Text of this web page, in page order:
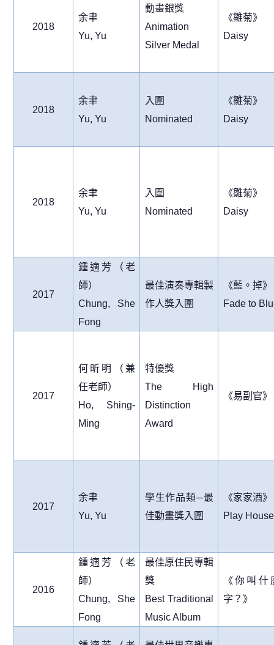
2018
余聿
Yu, Yu
動畫銀獎
Animation
Silver Medal
《雛菊》
Daisy
2018
余聿
Yu, Yu
入圍
Nominated
《雛菊》
Daisy
2018
余聿
Yu, Yu
入圍
Nominated
《雛菊》
Daisy
2017
鍾適芳（老
師）
Chung, She
Fong
最佳演奏專輯製
作人獎入圍
《藍。掉》
Fade to
2017
何昕明（兼
任老師）
Ho, Shing-
Ming
特優獎
The High
Distinction
Award
《易副官》
2017
余聿
Yu, Yu
學生作品類─最
佳動畫獎入圍
《家家酒》
Play House
2016
鍾適芳（老
師）
Chung, She
Fong
最佳原住民專輯
獎
Best Traditional
Music Album
《你叫什
字？》